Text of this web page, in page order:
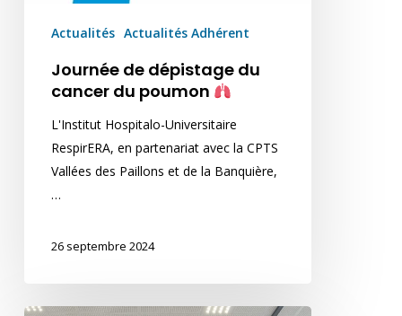
Actualités Actualités Adhérent
Journée de dépistage du
cancer du poumon
L'Institut Hospitalo-Universitaire
RespirERA, en partenariat avec la CPTS
Vallées des Paillons et de la Banquière,
…
26 septembre 2024